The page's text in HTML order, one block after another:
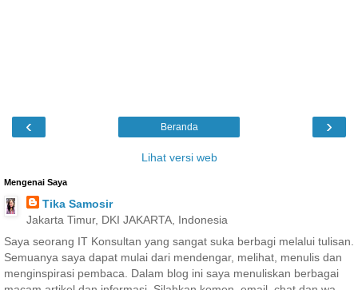
‹ ›
Beranda
Lihat versi web
Mengenai Saya
Tika Samosir
Jakarta Timur, DKI JAKARTA, Indonesia
Saya seorang IT Konsultan yang sangat suka berbagi melalui tulisan.
Semuanya saya dapat mulai dari mendengar, melihat, menulis dan
menginspirasi pembaca. Dalam blog ini saya menuliskan berbagai